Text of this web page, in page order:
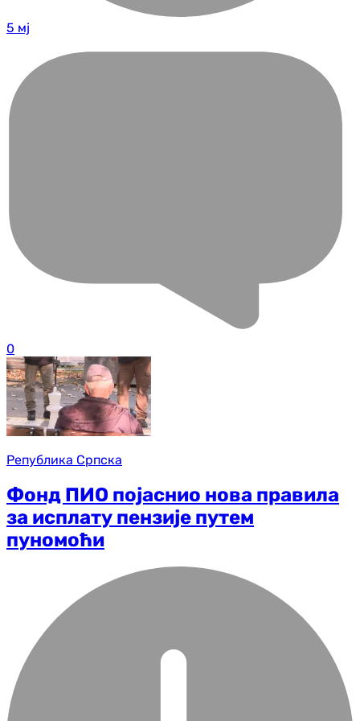
5 мј
0
Република Српска
Фонд ПИО појаснио нова правила
за исплату пензије путем
пуномоћи